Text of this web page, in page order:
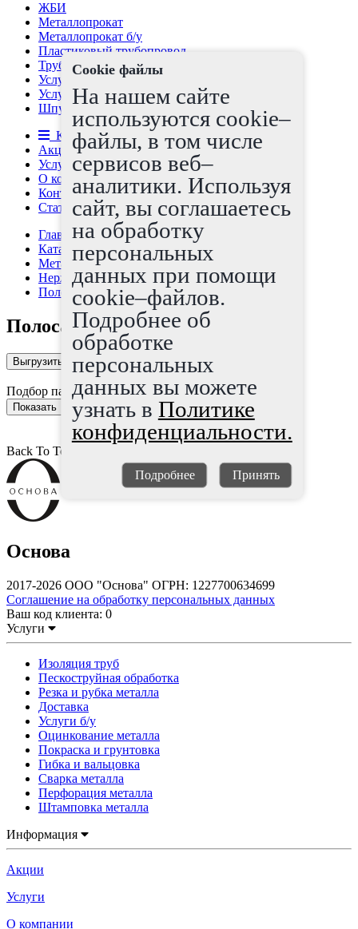
ЖБИ
Металлопрокат
Металлопрокат б/у
Пластиковый трубопровод
Трубы бу
Услуги
Услуги по трубам б/у
Шпунт Ларсена
Каталог товаров
Акции
Услуги
О компании
Контакты
Статьи
Главная страница
Каталог
Металлопрокат
Нержавеющая сталь
Полоса, уголок, швеллер
Полоса, уголок, швеллер
Выгрузить каталог в Excel
Подбор параметров
Back To Top
Основа
2017-2026 ООО "Основа" ОГРН: 1227700634699
Соглашение на обработку персональных данных
Ваш код клиента: 0
Услуги
Изоляция труб
Пескоструйная обработка
Резка и рубка металла
Доставка
Услуги б/у
Оцинкование металла
Покраска и грунтовка
Гибка и вальцовка
Сварка металла
Перфорация металла
Штамповка металла
Информация
Акции
Услуги
О компании
Cookie файлы
На нашем сайте
используются cookie–
файлы, в том числе
сервисов веб–
аналитики. Используя
сайт, вы соглашаетесь
на обработку
персональных
данных при помощи
cookie–файлов.
Подробнее об
обработке
персональных
данных вы можете
узнать в Политике
конфиденциальности.
Подробнее Принять